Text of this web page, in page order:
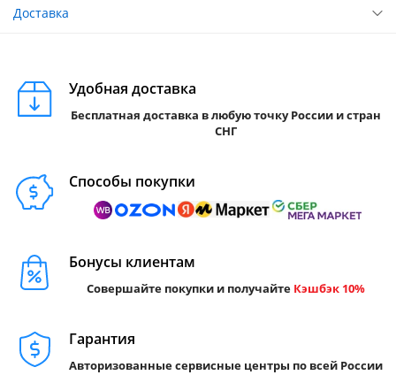
Доставка
Удобная доставка
Бесплатная доставка в любую точку России и стран
СНГ
Способы покупки
Бонусы клиентам
Совершайте покупки и получайте Кэшбэк 10%
Гарантия
Авторизованные сервисные центры по всей России